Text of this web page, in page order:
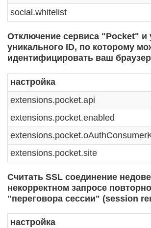
social.whitelist
Отключение сервиса "Pocket" и
уникального ID, по которому
идентифицировать ваш браузер
настройка
extensions.pocket.api
extensions.pocket.enabled
extensions.pocket.site
Считать SSL соединение
некорректном запросе
"переговора сессии" (session
настройка